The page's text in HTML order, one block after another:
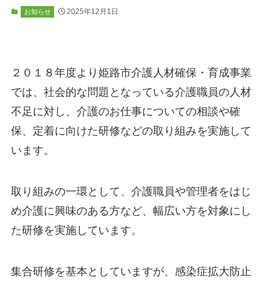
お知らせ 2025年12月1日
２０１８年度より姫路市介護人材確保・育成事業
では、社会的な問題となっている介護職員の人材
不足に対し、介護のお仕事についての相談や確
保、定着に向けた研修などの取り組みを実施して
います。
取り組みの一環として、介護職員や管理者をはじ
め介護に興味のある方など、幅広い方を対象にし
た研修を実施しています。
集合研修を基本としていますが、感染症拡大防止